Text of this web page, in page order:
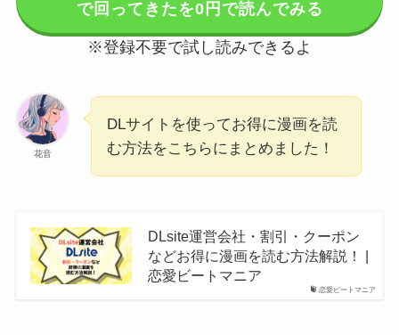
で回ってきたを0円で読んでみる
※登録不要で試し読みできるよ
花音
DLサイトを使ってお得に漫画を読
む方法をこちらにまとめました！
恋愛ビートマニア
DLsite運営会社・割引・クーポン
などお得に漫画を読む方法解説！ |
恋愛ビートマニア